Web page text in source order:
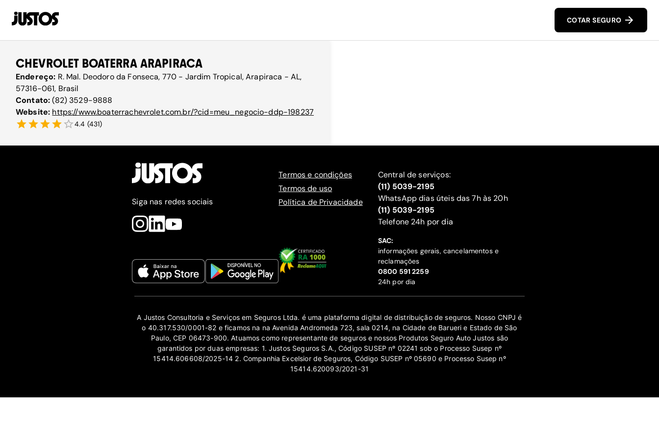
COTAR SEGURO
CHEVROLET BOATERRA ARAPIRACA
Endereço: R. Mal. Deodoro da Fonseca, 770 - Jardim Tropical, Arapiraca - AL,
57316-061, Brasil
Contato:(82) 3529-9888
Website: https://www.boaterrachevrolet.com.br/?cid=meu_negocio-ddp-198237
4.4 (431)
Siga nas redes sociais
Termos e condições
Termos de uso
Política de Privacidade
Central de serviços:
(11) 5039-2195
WhatsApp dias úteis das 7h às 20h
(11) 5039-2195
‍Telefone 24h por dia
SAC:
informações gerais, cancelamentos e
reclamações
‍0800 591 2259
24h por dia
A Justos Consultoria e Serviços em Seguros Ltda. é uma plataforma digital de distribuição de seguros. Nosso CNPJ é
o 40.317.530/0001-82 e ficamos na na Avenida Andromeda 723, sala 0214, na Cidade de Barueri e Estado de São
Paulo, CEP 06473-900. Atuamos como representante de seguros e nossos Produtos Seguro Auto Justos são
garantidos por duas empresas: 1. Justos Seguros S.A., Código SUSEP nº 02241 sob o Processo Susep nº
15414.606608/2025-14 2. Companhia Excelsior de Seguros, Código SUSEP nº 05690 e Processo Susep nº
15414.620093/2021-31